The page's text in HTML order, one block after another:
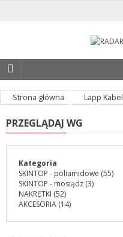
Strona główna Lapp Kabel
PRZEGLĄDAJ WG
Kategoria
SKINTOP - poliamidowe (55)
SKINTOP - mosiądz (3)
NAKRĘTKI (52)
AKCESORIA (14)